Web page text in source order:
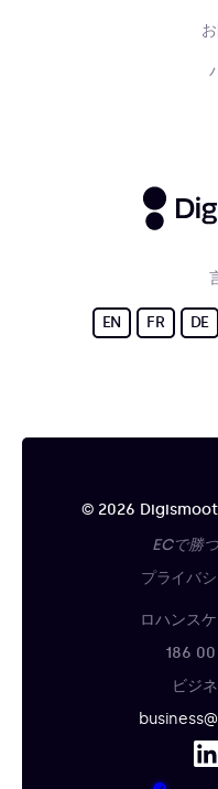
EN FR DE
© 2026
ECで勝
プライバ
ロハンス
186 00
ビジ